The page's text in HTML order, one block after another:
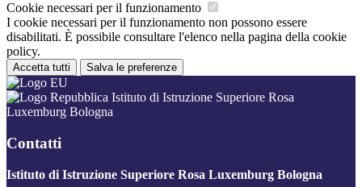
Cookie necessari per il funzionamento
I cookie necessari per il funzionamento non possono essere
disabilitati. È possibile consultare l'elenco nella pagina della cookie
policy.
Accetta tutti Salva le preferenze
Istituto di Istruzione Superiore Rosa
Luxemburg Bologna
Contatti
Istituto di Istruzione Superiore Rosa Luxemburg Bologna